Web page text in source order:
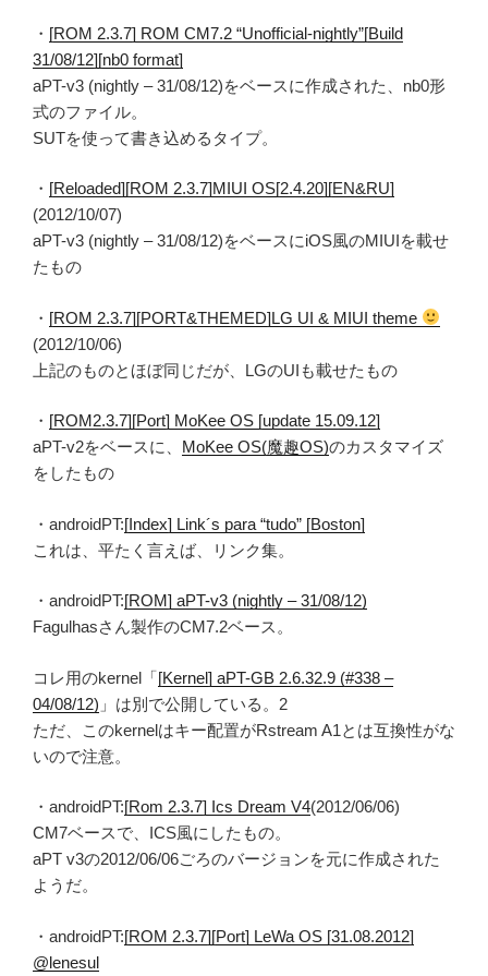
・ [ROM 2.3.7] ROM CM7.2 “Unofficial-nightly”[Build
31/08/12][nb0 format]
aPT-v3 (nightly – 31/08/12)をベースに作成された、nb0形
式のファイル。
SUTを使って書き込めるタイプ。
・ [Reloaded][ROM 2.3.7]MIUI OS[2.4.20][EN&RU]
(2012/10/07)
aPT-v3 (nightly – 31/08/12)をベースにiOS風のMIUIを載せ
たもの
・ [ROM 2.3.7][PORT&THEMED]LG UI & MIUI theme
(2012/10/06)
上記のものとほぼ同じだが、LGのUIも載せたもの
・ [ROM2.3.7][Port] MoKee OS [update 15.09.12]
aPT-v2をベースに、 MoKee OS(魔趣OS)のカスタマイズ
をしたもの
・androidPT:[Index] Link´s para “tudo” [Boston]
これは、平たく言えば、リンク集。
・androidPT:[ROM] aPT-v3 (nightly – 31/08/12)
Fagulhasさん製作のCM7.2ベース。
コレ用のkernel「[Kernel] aPT-GB 2.6.32.9 (#338 –
04/08/12) 」は別で公開している。2
ただ、このkernelはキー配置がRstream A1とは互換性がな
いので注意。
・androidPT:[Rom 2.3.7] Ics Dream V4(2012/06/06)
CM7ベースで、ICS風にしたもの。
aPT v3の2012/06/06ごろのバージョンを元に作成された
ようだ。
・androidPT:[ROM 2.3.7][Port] LeWa OS [31.08.2012]
@lenesul